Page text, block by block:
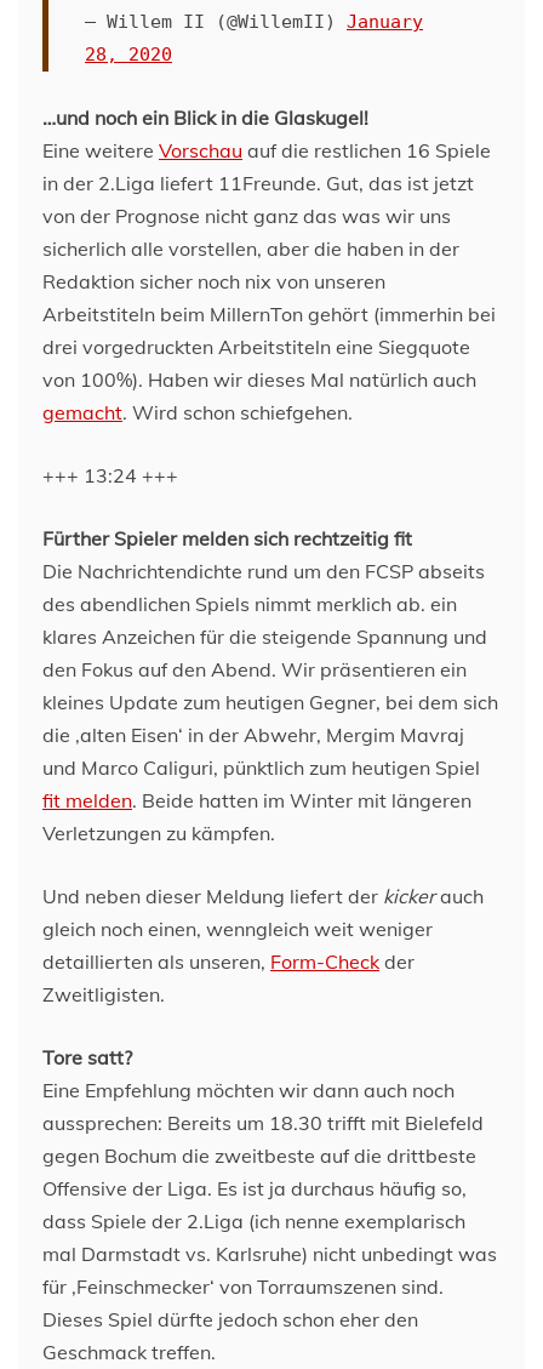
— Willem II (@WillemII) January
28, 2020
…und noch ein Blick in die Glaskugel!
Eine weitere Vorschau auf die restlichen 16 Spiele
in der 2.Liga liefert 11Freunde. Gut, das ist jetzt
von der Prognose nicht ganz das was wir uns
sicherlich alle vorstellen, aber die haben in der
Redaktion sicher noch nix von unseren
Arbeitstiteln beim MillernTon gehört (immerhin bei
drei vorgedruckten Arbeitstiteln eine Siegquote
von 100%). Haben wir dieses Mal natürlich auch
gemacht. Wird schon schiefgehen.
+++ 13:24 +++
Fürther Spieler melden sich rechtzeitig fit
Die Nachrichtendichte rund um den FCSP abseits
des abendlichen Spiels nimmt merklich ab. ein
klares Anzeichen für die steigende Spannung und
den Fokus auf den Abend. Wir präsentieren ein
kleines Update zum heutigen Gegner, bei dem sich
die ‚alten Eisen‘ in der Abwehr, Mergim Mavraj
und Marco Caliguri, pünktlich zum heutigen Spiel
fit melden. Beide hatten im Winter mit längeren
Verletzungen zu kämpfen.
Und neben dieser Meldung liefert der kickerauch
gleich noch einen, wenngleich weit weniger
detaillierten als unseren, Form-Check der
Zweitligisten.
Tore satt?
Eine Empfehlung möchten wir dann auch noch
aussprechen: Bereits um 18.30 trifft mit Bielefeld
gegen Bochum die zweitbeste auf die drittbeste
Offensive der Liga. Es ist ja durchaus häufig so,
dass Spiele der 2.Liga (ich nenne exemplarisch
mal Darmstadt vs. Karlsruhe) nicht unbedingt was
für ‚Feinschmecker‘ von Torraumszenen sind.
Dieses Spiel dürfte jedoch schon eher den
Geschmack treffen.